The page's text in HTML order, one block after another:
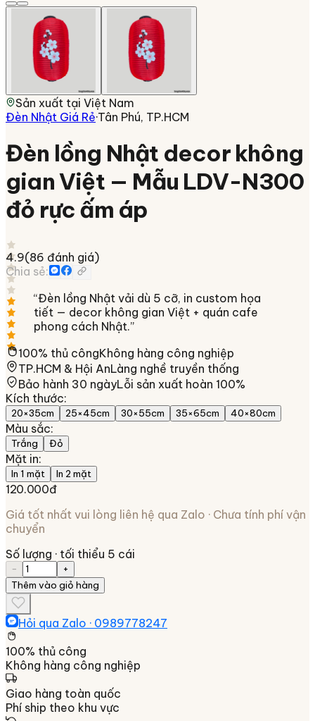
Sản xuất tại Việt Nam
Đèn Nhật Giá Rẻ·Tân Phú, TP.HCM
Đèn lồng Nhật decor không
gian Việt — Mẫu LDV-N300
đỏ rực ấm áp
4.9(86 đánh giá)
Chia sẻ:
“Đèn lồng Nhật vải dù 5 cỡ, in custom họa
tiết — decor không gian Việt + quán cafe
phong cách Nhật.”
100% thủ côngKhông hàng công nghiệp
TP.HCM & Hội AnLàng nghề truyền thống
Bảo hành 30 ngàyLỗi sản xuất hoàn 100%
Kích thước:
20×35cm 25×45cm 30×55cm 35×65cm 40×80cm
Màu sắc:
Trắng Đỏ
Mặt in:
In 1 mặt In 2 mặt
120.000đ
Giá tốt nhất vui lòng liên hệ qua Zalo · Chưa tính phí vận
chuyển
Số lượng · tối thiểu 5 cái
−
+
Thêm vào giỏ hàng
Hỏi qua Zalo · 0989778247
100% thủ công
Không hàng công nghiệp
Giao hàng toàn quốc
Phí ship theo khu vực